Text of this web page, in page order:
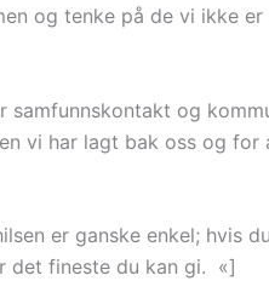
og tenke på de vi ikke
samfunnskontakt og
vi har lagt bak oss og for
er ganske enkel; hvis
det fineste du kan gi. «]